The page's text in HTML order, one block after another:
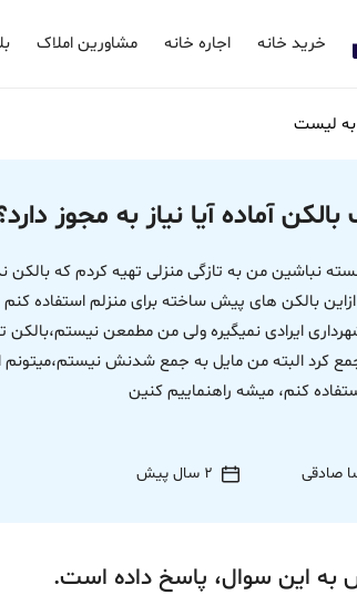
خرید خانه اجاره خانه مشاورین املاک
لیست
آماده آیا نیاز به مجوز
نباشین من به تازگی منزلی تهیه کردم که بالکن
بالکن های پیش ساخته برای منزلم استفاده
ایرادی نمیگیره ولی من مطمعن
کرد البته من مایل به جمع شدنش نیستم،میتونم
کنم، میشه راهنماییم کنین
صادقی 2 سال پیش
به این سوال، پاسخ داده‌ است.